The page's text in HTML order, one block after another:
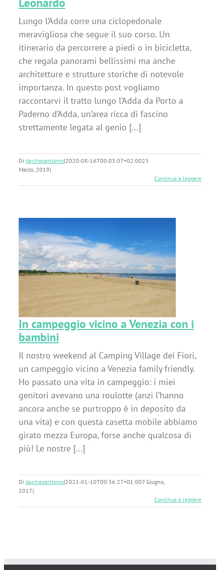
Lungo l’Adda corre una ciclopedonale
meravigliosa che segue il suo corso. Un
itinerario da percorrere a piedi o in bicicletta,
che regala panorami bellissimi ma anche
architetture e strutture storiche di notevole
importanza. In questo post vogliamo
raccontarvi il tratto lungo l’Adda da Porto a
Paderno d’Adda, un’area ricca di fascino
strettamente legata al genio [...]
Di daichepartiamo|2020-08-16T00:03:07+02:0025
Marzo, 2019|
Continua a leggere
In campeggio vicino a Venezia con i
bambini
Il nostro weekend al Camping Village dei Fiori,
un campeggio vicino a Venezia family friendly.
Ho passato una vita in campeggio: i miei
genitori avevano una roulotte (anzi l’hanno
ancora anche se purtroppo è in deposito da
una vita) e con questa casetta mobile abbiamo
girato mezza Europa, forse anche qualcosa di
più! Le nostre [...]
Di daichepartiamo|2021-01-10T00:36:27+01:007 Giugno,
2017|
Continua a leggere